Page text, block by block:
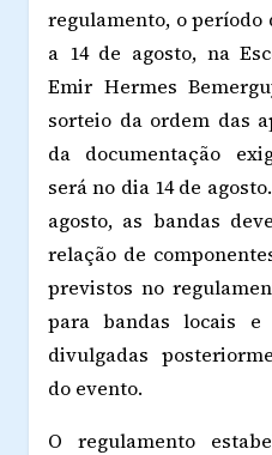
regulamento, o período
a 14 de agosto, na
Emir Hermes
sorteio da ordem das
da documentação
será no dia 14 de
agosto, as bandas
relação de
previstos no
para bandas locais e
divulgadas
do evento.
O regulamento